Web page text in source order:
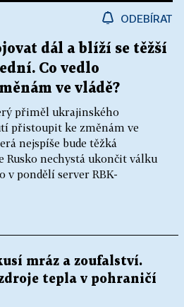
ODEBÍRAT
dál a blíží se těžší
Co vedlo
ve vládě?
přiměl ukrajinského
přistoupit ke změnám ve
nejspíše bude těžká
Rusko nechystá ukončit válku
v pondělí server RBK-
mráz a zoufalství.
tepla v pohraničí